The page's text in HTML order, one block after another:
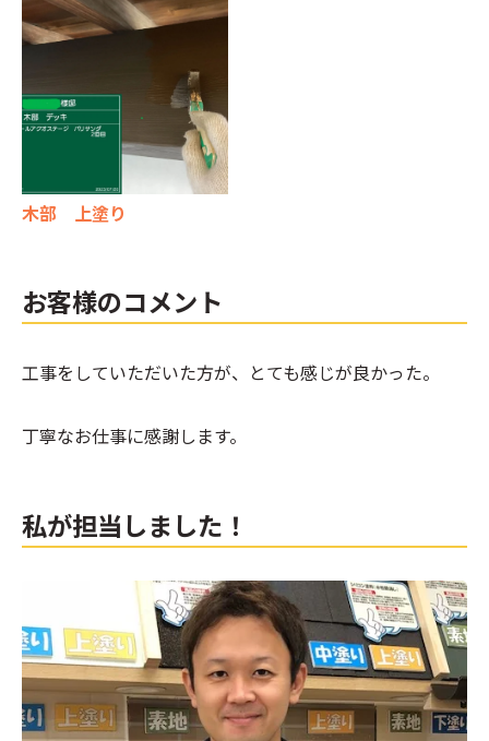
木部 上塗り
お客様のコメント
工事をしていただいた方が、とても感じが良かった。
丁寧なお仕事に感謝します。
私が担当しました！